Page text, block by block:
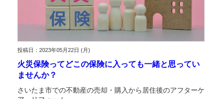
投稿日：2023年05月22日 (月)
火災保険ってどこの保険に入っても一緒と思ってい
ませんか？
さいたま市での不動産の売却・購入から居住後のアフターケ